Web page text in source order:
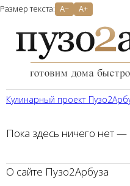
Размер текста: A− A+
Кулинарный проект
Пока здесь ничего нет —
О сайте Пузо2Арбуза